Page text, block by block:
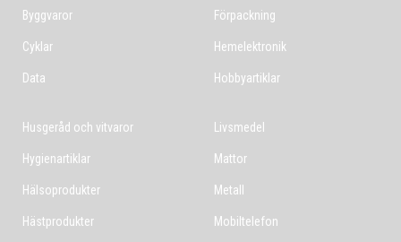
Byggvaror
Cyklar
Data
Förpackning
Hemelektronik
Hobbyartiklar
Husgeråd och vitvaror
Hygienartiklar
Hälsoprodukter
Hästprodukter
Livsmedel
Mattor
Metall
Mobiltelefon